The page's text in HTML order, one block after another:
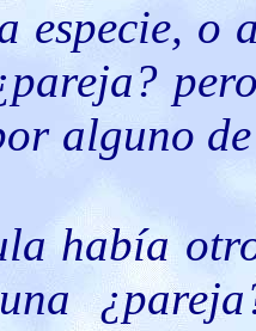
especie, o
alguno
había
una